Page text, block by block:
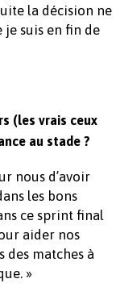
la décision ne
suis en fin de
(les vrais ceux
au stade ?
nous d’avoir
les bons
ce sprint final
aider nos
des matches à
»